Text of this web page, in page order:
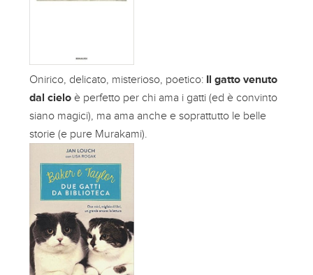
Onirico, delicato, misterioso, poetico: Il gatto venuto
dal cielo è perfetto per chi ama i gatti (ed è convinto
siano magici), ma ama anche e soprattutto le belle
storie (e pure Murakami).